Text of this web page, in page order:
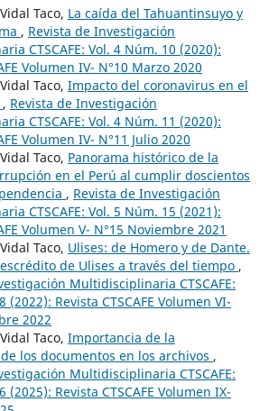
Taco, La caída del Tahuantinsuyo y
, Revista de Investigación
CTSCAFE: Vol. 4 Núm. 10 (2020):
Volumen IV- N°10 Marzo 2020
Taco, Impacto del coronavirus en el
, Revista de Investigación
CTSCAFE: Vol. 4 Núm. 11 (2020):
Volumen IV- N°11 Julio 2020
Taco, Panorama histórico de la
en el Perú al cumplir doscientos
, Revista de Investigación
CTSCAFE: Vol. 5 Núm. 15 (2021):
Volumen V- N°15 Noviembre 2021
Taco, Ulises: de Homero y de Dante.
de Ulises a través del tiempo ,
Multidisciplinaria CTSCAFE:
(2022): Revista CTSCAFE Volumen VI-
2022
Taco, Importancia de la
los documentos en los archivos ,
Multidisciplinaria CTSCAFE:
(2025): Revista CTSCAFE Volumen IX-